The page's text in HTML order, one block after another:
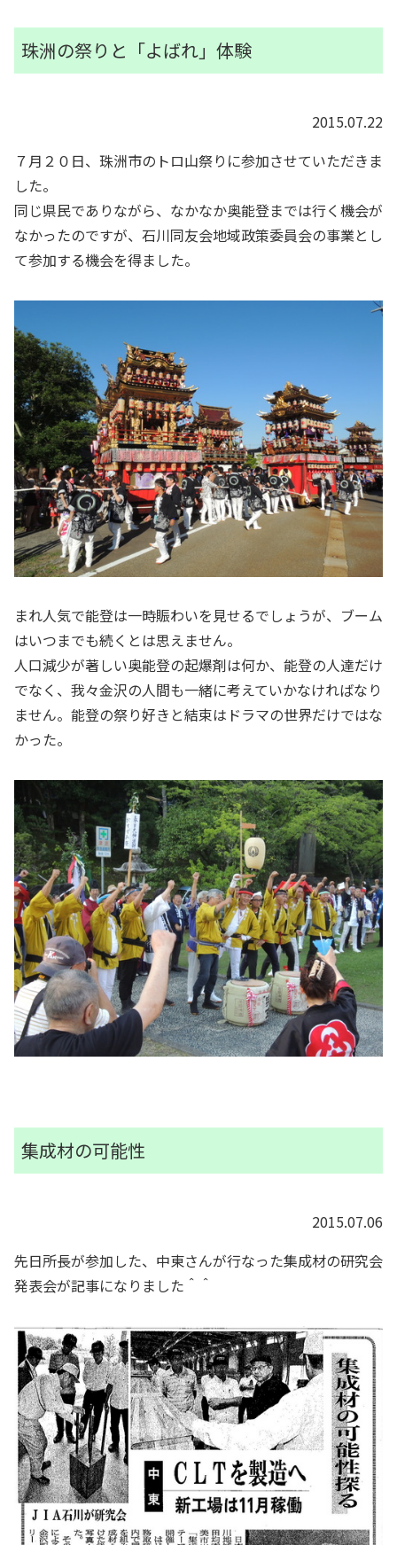
珠洲の祭りと「よばれ」体験
2015.07.22
７月２０日、珠洲市のトロ山祭りに参加させていただきま
した。
同じ県民でありながら、なかなか奥能登までは行く機会が
なかったのですが、石川同友会地域政策委員会の事業とし
て参加する機会を得ました。
まれ人気で能登は一時賑わいを見せるでしょうが、ブーム
はいつまでも続くとは思えません。
人口減少が著しい奥能登の起爆剤は何か、能登の人達だけ
でなく、我々金沢の人間も一緒に考えていかなければなり
ません。能登の祭り好きと結束はドラマの世界だけではな
かった。
集成材の可能性
2015.07.06
先日所長が参加した、中東さんが行なった集成材の研究会
発表会が記事になりました＾＾